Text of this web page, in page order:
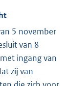
5 november
van 8
ingang van
zij van